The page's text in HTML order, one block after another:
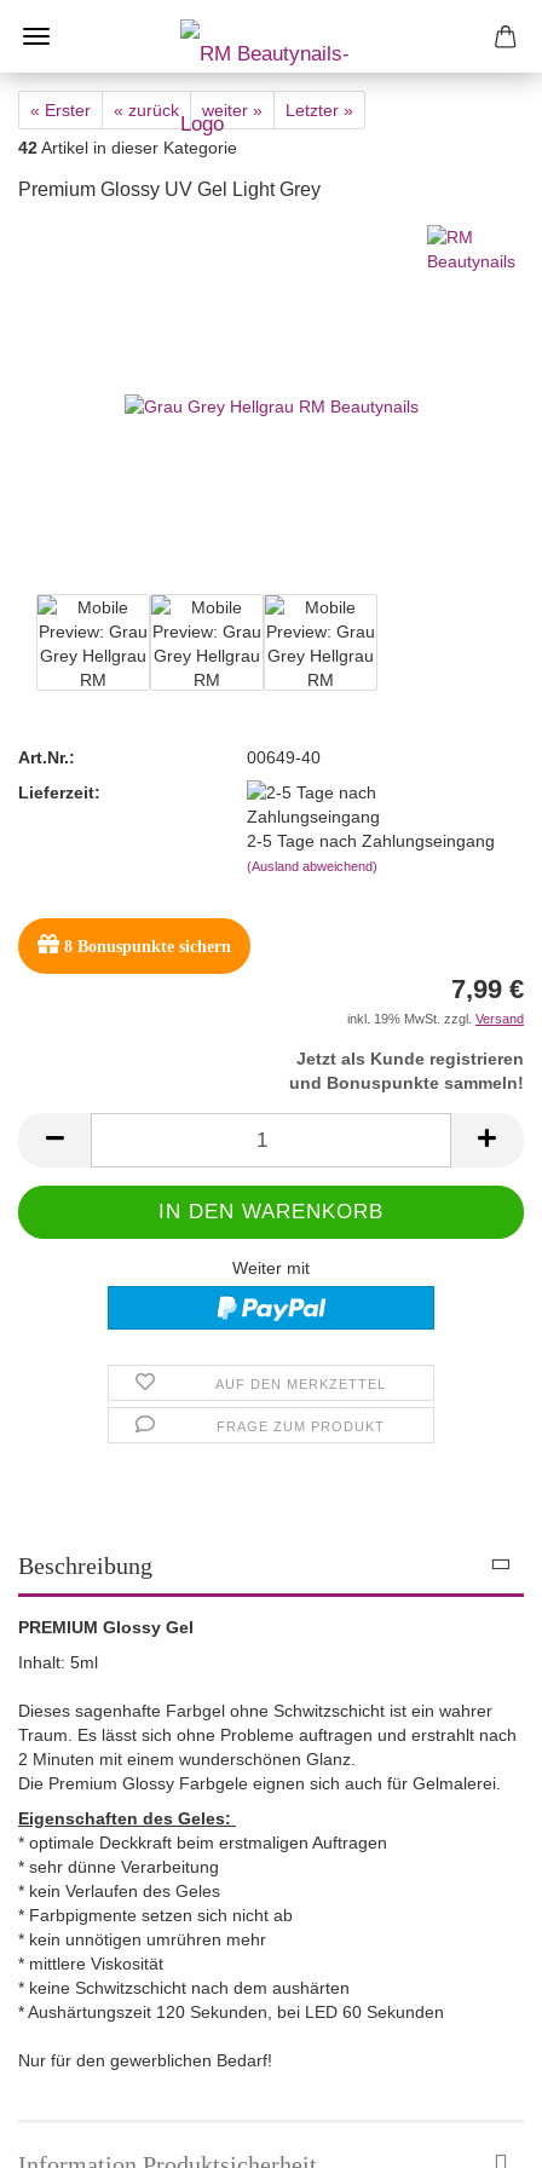
« Erster « zurück weiter »
Letzter »
42Artikel in dieser Kategorie
Premium Glossy UV Gel Light Grey
Art.Nr.:
00649-40
Lieferzeit:
2-5 Tage nach Zahlungseingang
(Ausland abweichend)
8 Bonuspunkte sichern
7,99 €
inkl. 19% MwSt. zzgl. Versand
Jetzt als Kunde registrieren
und Bonuspunkte sammeln!
Weiter mit
AUF DEN MERKZETTEL
FRAGE ZUM PRODUKT
Beschreibung
PREMIUM Glossy Gel
Inhalt: 5ml
Dieses sagenhafte Farbgel ohne Schwitzschicht ist ein wahrer
Traum. Es lässt sich ohne Probleme auftragen und erstrahlt nach
2 Minuten mit einem wunderschönen Glanz.
Die Premium Glossy Farbgele eignen sich auch für Gelmalerei.
Eigenschaften des Geles:
* optimale Deckkraft beim erstmaligen Auftragen
* sehr dünne Verarbeitung
* kein Verlaufen des Geles
* Farbpigmente setzen sich nicht ab
* kein unnötigen umrühren mehr
* mittlere Viskosität
* keine Schwitzschicht nach dem aushärten
* Aushärtungszeit 120 Sekunden, bei LED 60 Sekunden
Nur für den gewerblichen Bedarf!